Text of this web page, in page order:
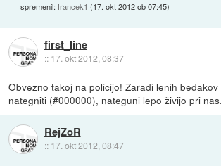
spremenil:francek1 (17. okt 2012 ob 07:45)
first_line
:: 17. okt 2012, 08:37
Obvezno takoj na policijo! Zaradi lenih
nategniti (#000000), nateguni lepo živijo pri nas.
RejZoR
:: 17. okt 2012, 08:47